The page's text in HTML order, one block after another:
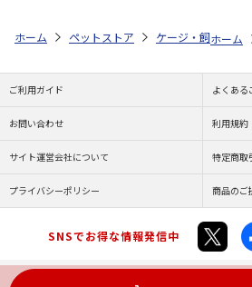
ホーム ペットストア ケージ・飼育その
ホーム
ご利用ガイド よくある
お問い合わせ 利用規約
サイト運営会社について 特定商取
プライバシーポリシー 商品のご
SNSでお得な情報発信中